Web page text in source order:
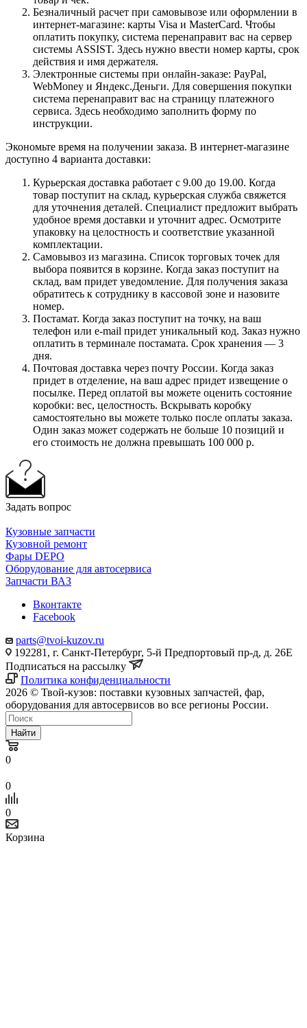
Безналичный расчет при самовывозе или оформлении в
интернет-магазине: карты Visa и MasterCard. Чтобы
оплатить покупку, система перенаправит вас на сервер
системы ASSIST. Здесь нужно ввести номер карты, срок
действия и имя держателя.
Электронные системы при онлайн-заказе: PayPal,
WebMoney и Яндекс.Деньги. Для совершения покупки
система перенаправит вас на страницу платежного
сервиса. Здесь необходимо заполнить форму по
инструкции.
Экономьте время на получении заказа. В интернет-магазине
доступно 4 варианта доставки:
Курьерская доставка работает с 9.00 до 19.00. Когда
товар поступит на склад, курьерская служба свяжется
для уточнения деталей. Специалист предложит выбрать
удобное время доставки и уточнит адрес. Осмотрите
упаковку на целостность и соответствие указанной
комплектации.
Самовывоз из магазина. Список торговых точек для
выбора появится в корзине. Когда заказ поступит на
склад, вам придет уведомление. Для получения заказа
обратитесь к сотруднику в кассовой зоне и назовите
номер.
Постамат. Когда заказ поступит на точку, на ваш
телефон или e-mail придет уникальный код. Заказ нужно
оплатить в терминале постамата. Срок хранения — 3
дня.
Почтовая доставка через почту России. Когда заказ
придет в отделение, на ваш адрес придет извещение о
посылке. Перед оплатой вы можете оценить состояние
коробки: вес, целостность. Вскрывать коробку
самостоятельно вы можете только после оплаты заказа.
Один заказ может содержать не больше 10 позиций и
его стоимость не должна превышать 100 000 р.
Задать вопрос
Кузовные запчасти
Кузовной ремонт
Фары DEPO
Оборудование для автосервиса
Запчасти ВАЗ
Вконтакте
Facebook
parts@tvoi-kuzov.ru
192281, г. Санкт-Петербург, 5-й Предпортовый пр-д, д. 26Е
Подписаться на рассылку
Политика конфиденциальности
2026 © Твой-кузов: поставки кузовных запчастей, фар,
оборудования для автосервисов во все регионы России.
Найти
0
0
0
Корзина